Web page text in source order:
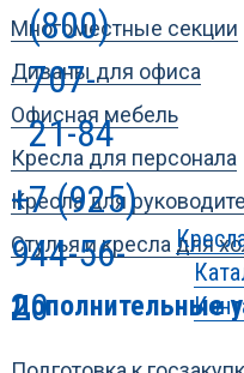
(800)
707-
21-84
+7 (925)
944-56-
20
Многоместные секции
Диваны для офиса
Офисная мебель
Кресла для персонала
Кресла для
Стулья и кресла для
Дополнительные